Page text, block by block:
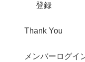
登録
Thank You
メンバーログイ